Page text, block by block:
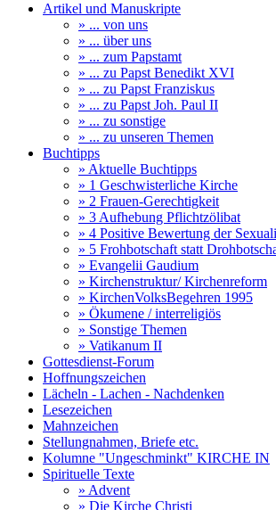
Artikel und Manuskripte
» ... von uns
» ... über uns
» ... zum Papstamt
» ... zu Papst Benedikt XVI
» ... zu Papst Franziskus
» ... zu Papst Joh. Paul II
» ... zu sonstige
» ... zu unseren Themen
Buchtipps
» Aktuelle Buchtipps
» 1 Geschwisterliche Kirche
» 2 Frauen-Gerechtigkeit
» 3 Aufhebung Pflichtzölibat
» 4 Positive Bewertung der
» 5 Frohbotschaft statt
» Evangelii Gaudium
» Kirchenstruktur/ Kirchenreform
» KirchenVolksBegehren 1995
» Ökumene / interreligiös
» Sonstige Themen
» Vatikanum II
Gottesdienst-Forum
Hoffnungszeichen
Lächeln - Lachen - Nachdenken
Lesezeichen
Mahnzeichen
Stellungnahmen, Briefe etc.
Kolumne "Ungeschminkt" KIRCHE IN
Spirituelle Texte
» Advent
» Die Kirche Christi